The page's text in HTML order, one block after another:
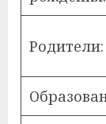
Родители: